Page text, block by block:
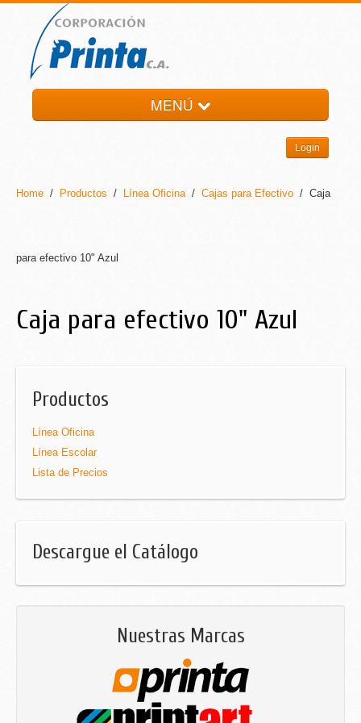
MENÚ
Login
Home / Productos / Línea Oficina/ Cajas para Efectivo / Caja
para efectivo 10" Azul
Caja para efectivo 10" Azul
Productos
Línea Oficina
Línea Escolar
Lista de Precios
Descargue el Catálogo
Nuestras Marcas